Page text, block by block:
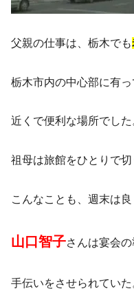
父親の仕事は、栃木でも
栃木市内の中心部に有
近くで便利な場所でした
祖母は旅館をひとりで切
こんなことも、週末は良
山口智子さんは宴会
手伝いをさせられていた